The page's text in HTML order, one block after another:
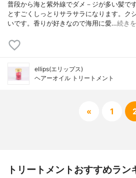
普段から海と紫外線でダメ－ジが多い髪で
とすごくしっとりサラサラになります。ク
いです。香りが好きなので海用に愛…続き
ellips(エリップス)
ヘアーオイル トリートメント
« 1
トリートメントおすすめラン